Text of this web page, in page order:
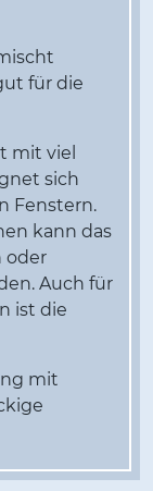
für die
mit viel
sich
Fenstern.
kann das
oder
Auch für
ist die
mit